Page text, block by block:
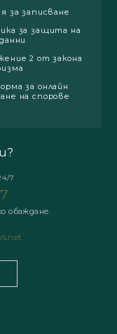
за записване
за защита на
2 от закона
за онлайн
на спорове
7
обаждане.